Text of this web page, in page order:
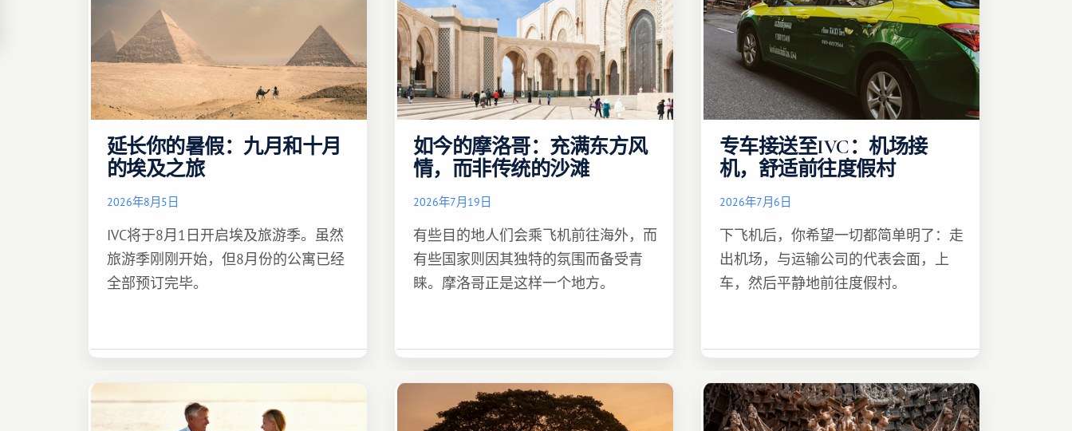
延长你的暑假：九月和十月
的埃及之旅
2026年8月5日
IVC将于8月1日开启埃及旅游季。虽然
旅游季刚刚开始，但8月份的公寓已经
全部预订完毕。
如今的摩洛哥：充满东方风
情，而非传统的沙滩
2026年7月19日
有些目的地人们会乘飞机前往海外，而
有些国家则因其独特的氛围而备受青
睐。摩洛哥正是这样一个地方。
专车接送至IVC：机场接
机，舒适前往度假村
2026年7月6日
下飞机后，你希望一切都简单明了：走
出机场，与运输公司的代表会面，上
车，然后平静地前往度假村。